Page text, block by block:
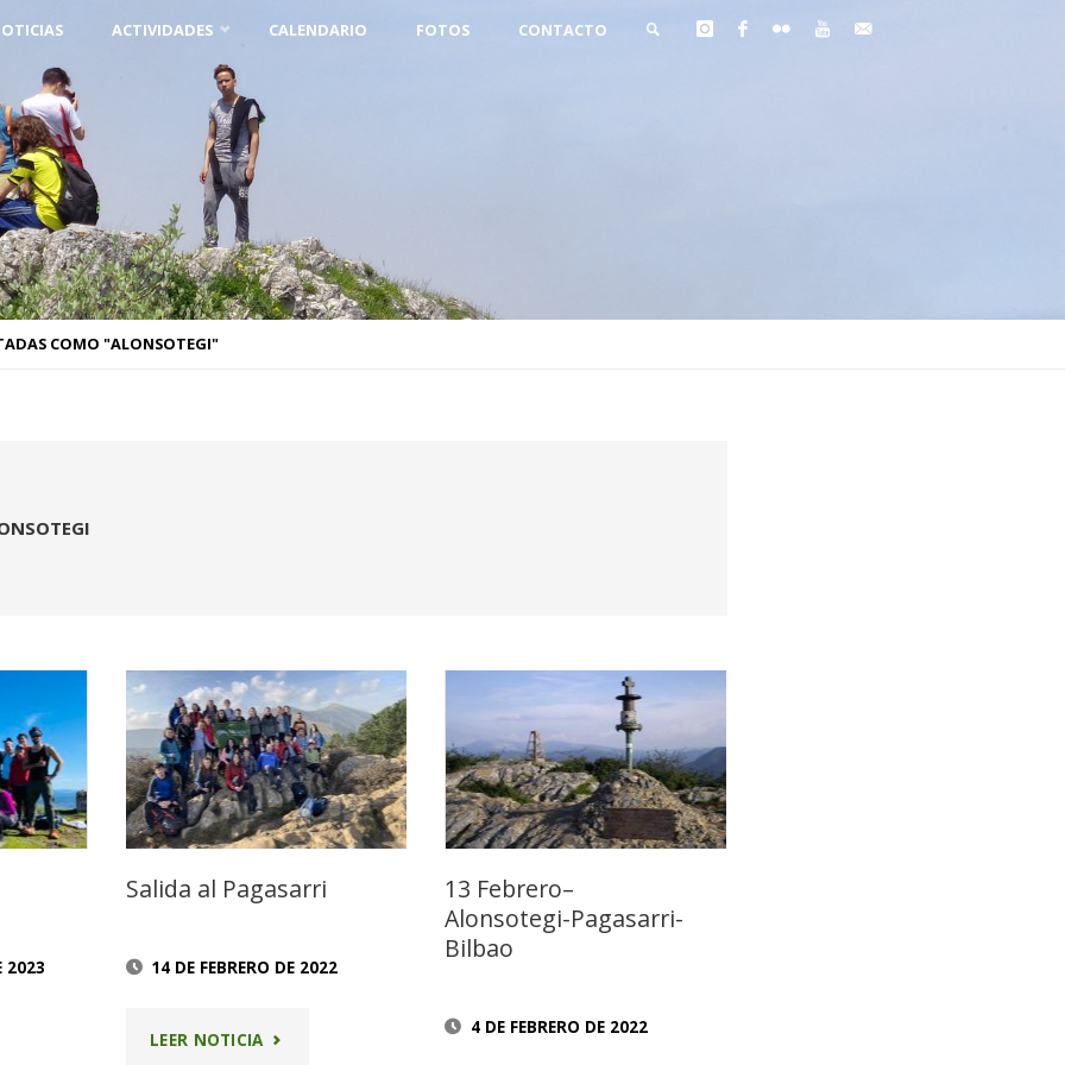
ACTIVIDADES CALENDARIO FOTOS CONTACTO
COMO "ALONSOTEGI"
2023
Salida al Pagasarri
14 DE FEBRERO DE 2022
LEER NOTICIA"SALIDA
13 Febrero–
Alonsotegi-Pagasarri-
Bilbao
4 DE FEBRERO DE 2022